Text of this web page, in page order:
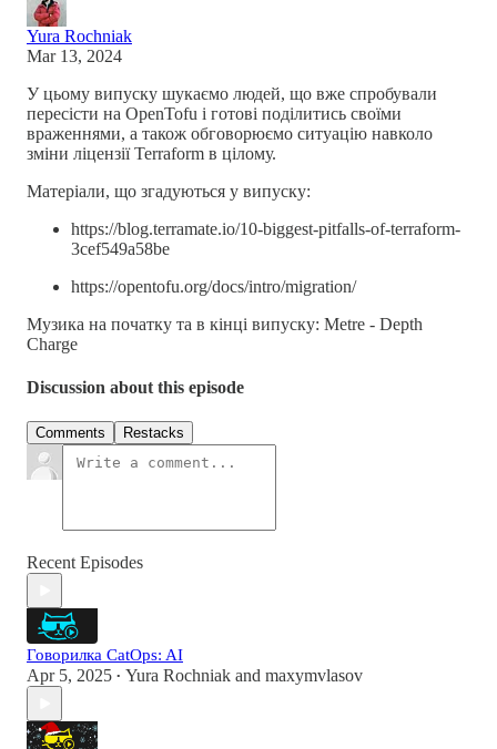
Yura Rochniak
Mar 13, 2024
У цьому випуску шукаємо людей, що вже спробували
пересісти на OpenTofu і готові поділитись своїми
враженнями, а також обговорюємо ситуацію навколо
зміни ліцензії Terraform в цілому.
Матеріали, що згадуються у випуску:
https://blog.terramate.io/10-biggest-pitfalls-of-terraform-
3cef549a58be
https://opentofu.org/docs/intro/migration/
Музика на початку та в кінці випуску: Metre - Depth
Charge
Discussion about this episode
Comments Restacks
Recent Episodes
Говорилка CatOps: AI
Apr 5, 2025 • Yura Rochniak and maxymvlasov